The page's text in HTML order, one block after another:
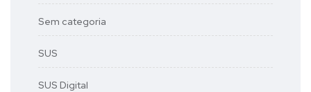
Sem categoria
SUS
SUS Digital